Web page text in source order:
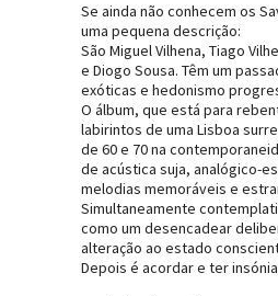
Se ainda não conhecem os
uma pequena descrição:
São Miguel Vilhena, Tiago
e Diogo Sousa. Têm um
exóticas e hedonismo
O álbum, que está para
labirintos de uma Lisboa
de 60 e 70 na
de acústica suja, analógico-
melodias memoráveis e
Simultaneamente
como um desencadear
alteração ao estado
Depois é acordar e ter